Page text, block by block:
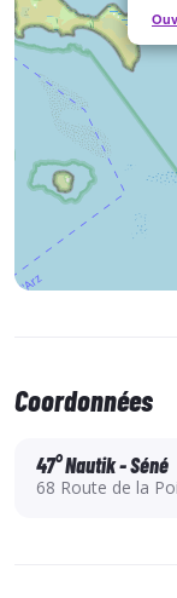
Coordonnées
47° Nautik - Séné
68 Route de la